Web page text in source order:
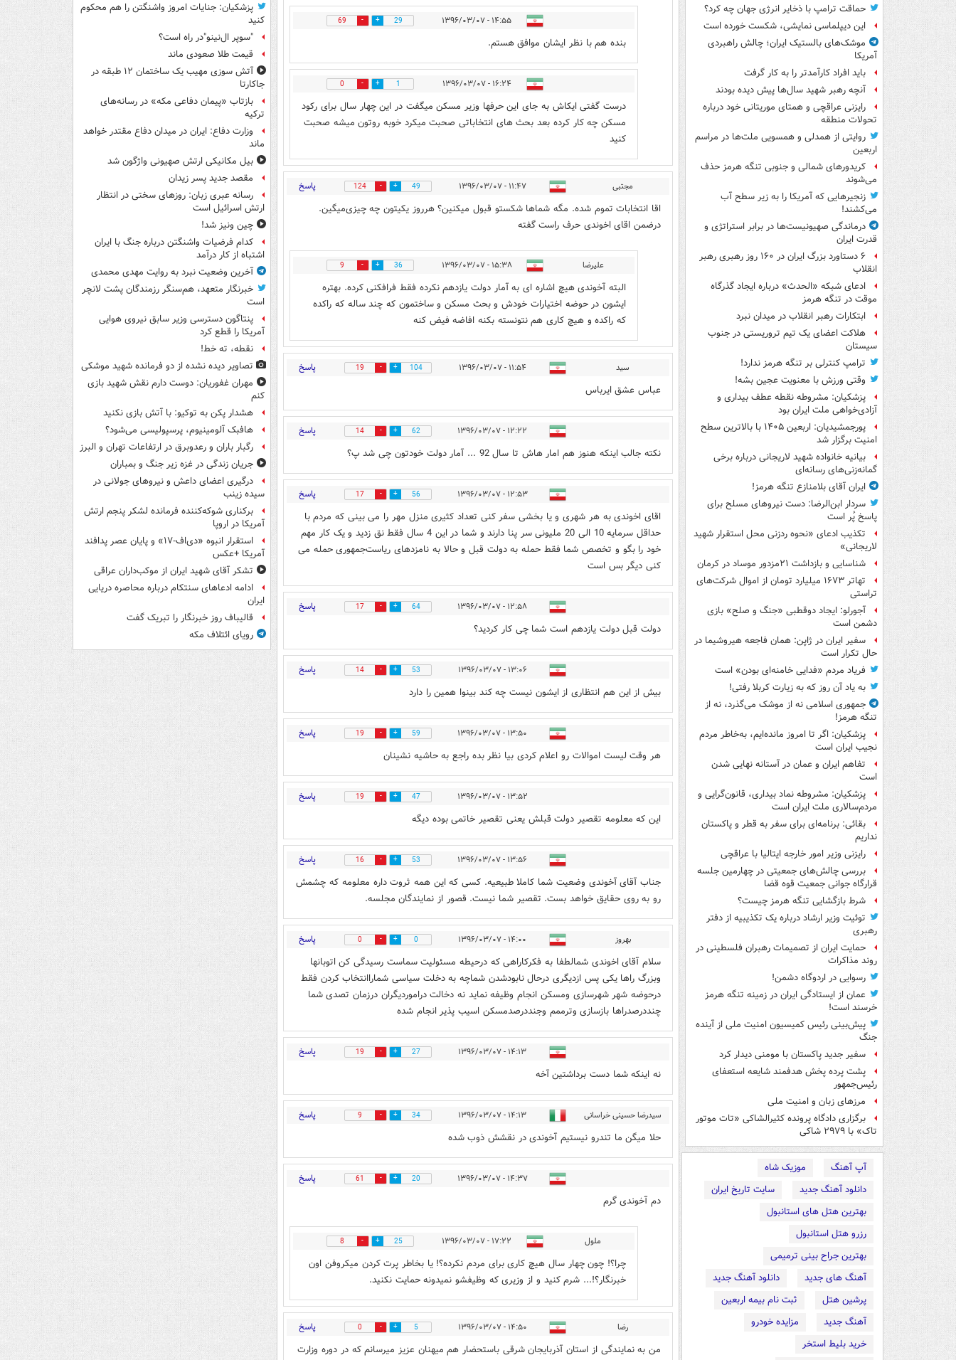
حماقت ترامپ با ذخایر انرژی جهان چه کرد؟
این دیپلماسی نمایشی، شکست خورده است
موشک‌های بالستیک ایران؛ چالش راهبردی
آمریکا
باید افراد کارآمدتر را به کار گرفت
آنچه رهبر شهید سال‌ها پیش دیده بودند
رایزنی عراقچی و همتای موریتانی خود درباره
تحولات منطقه
روایتی از همدلی و همسویی ملت‌ها در مراسم
اربعین
کریدورهای شمالی و جنوبی تنگه هرمز حذف
می‌شوند
زنجیرهایی که آمریکا را به زیر سطح آب
می‌کشند!
درماندگی صهیونیست‌ها در برابر استراتژی و
قدرت ایران
۶ دستاورد بزرگ ایران در ۱۶۰ روز رهبری رهبر
انقلاب
ادعای شبکه «الحدث» درباره ایجاد گذرگاه
موقت در تنگه هرمز
ابتکارات رهبر انقلاب در میدان نبرد
هلاکت اعضای یک تیم تروریستی در جنوب
سیستان
ترامپ کنترلی بر تنگه هرمز ندارد!
وقتی ورزش با معنویت عجین بشه!
پزشکیان: مشروطه نقطه عطف بیداری و
آزادی‌خواهی ملت ایران بود
پورجمشیدیان: اربعین ۱۴۰۵ با بالاترین سطح
امنیت برگزار شد
بیانیه خانواده شهید لاریجانی درباره برخی
گمانه‌زنی‌های رسانه‌ای
ایران آقای بلامنازع تنگه هرمز!
سردار ابن‌الرضا: دست نیروهای مسلح برای
پاسخ پُر است
تکذیب ادعای «نحوه ردزنی محل استقرار شهید
لاریجانی»
شناسایی و بازداشت ۲۱مزدور موساد در کرمان
تهاتر ۱۶۷۳ میلیارد تومان از اموال شرکت‌های
تراستی
آجورلو: ایجاد دوقطبی «جنگ و صلح‌» بازی
دشمن است
سفیر ایران در ژاپن: همان فاجعه هیروشیما در
حال تکرار است
فریاد مردم «فدایی خامنه‌ای بودن» است
به یاد آن روز که به زیارت کربلا رفتی!
جمهوری اسلامی نه از موشک می‌گذرد، نه از
تنگه هرمز!
پزشکیان: اگر تا امروز مانده‌ایم، به‌خاطر مردم
نجیب ایران است
تفاهم ایران و عمان در آستانه نهایی شدن
است
پزشکیان: مشروطه نماد بیداری، قانون‌گرایی و
مردم‌سالاری ملت ایران است
بقائی: برنامه‌ای برای سفر به قطر و پاکستان
نداریم
رایزنی وزیر امور خارجه ایتالیا با عراقچی
بررسی چالش‌های جمعیتی در چهارمین جلسه
قرارگاه جوانی جمعیت قوه قضا
شرط بازگشایی تنگه هرمز چیست؟
توئیت وزیر ارشاد درباره یک تکذیبیه از دفتر
رهبری
حمایت ایران از تصمیمات رهبران فلسطینی در
روند مذاکرات
رسوایی در اردوگاه دشمن!
عمان از ایستادگی ایران در زمینه تنگه هرمز
خرسند است!
پیش‌بینی رئیس کمیسیون امنیت ملی از آینده
جنگ
سفیر جدید پاکستان با مومنی دیدار کرد
پشت پرده پخش هدفمند شایعه استعفای
رئیس‌جمهور
مرزهای زبان و امنیت ملی
برگزاری دادگاه پرونده کثیرالشاکی «تات موتور
تاک» با ۲۹۷۹ شاکی
آپ آهنگ
موزیک شاه
دانلود آهنگ جدید
سایت تاریخ ایران
بهترین هتل های استانبول
رزرو هتل استانبول
بهترین جراح بینی ترمیمی
آهنگ های جدید
دانلود آهنگ جدید
پرشین هتل
ثبت نام بیمه اربعین
آهنگ جدید
مزایده خودرو
خرید بلیط استخر
۱۴:۵۵ - ۱۳۹۶/۰۳/۰۷ 29
69
بنده هم با نظر ایشان موافق هستم.
۱۶:۲۴ - ۱۳۹۶/۰۳/۰۷ 1
0
درست گفتی ایکاش به جای این حرفها وزیر مسکن میگفت در این چهار سال برای رکود
مسکن چه کار کرده بعد بحث های انتخاباتی صحبت میکرد خوبه روتون میشه صحبت
کنید
مجتبی ۱۱:۴۷ - ۱۳۹۶/۰۳/۰۷ 49
124 پاسخ
اقا انتخابات تموم شده. مگه شماها شکستو قبول میکنین؟ هرروز یکیتون چه چیزی‌میگین.
درضمن اقای اخوندی حرف راست گفته
علیرضا ۱۵:۳۸ - ۱۳۹۶/۰۳/۰۷ 36
9
البته آخوندی هیچ اشاره ای به آمار دولت یازدهم نکرده فقط فرافکنی کرده. بهتره
ایشون در حوضه اختیارات خودش و بحث مسکن و ساختمون که چند ساله که راکده
که راکده و هیچ کاری هم نتونسته بکنه افاضه فیض کنه
سید ۱۱:۵۴ - ۱۳۹۶/۰۳/۰۷ 104
19 پاسخ
عباس عشق ایرباس
۱۲:۲۲ - ۱۳۹۶/۰۳/۰۷ 62
14 پاسخ
نکته جالب اینکه هنوز هم امار هاش تا سال 92 ... آمار دولت خودتون چی شد پ؟
۱۲:۵۳ - ۱۳۹۶/۰۳/۰۷ 56
17 پاسخ
اقای اخوندی به هر شهری و یا بخشی سفر کنی تعداد کثیری منزل مهر را می بینی که مردم با
حداقل سرمایه 10 الی 20 ملیونی سر پنا دارند و شما در این 4 سال فقط نق زدید و یک کار مهم
خود را بگو و تخصص شما فقط حمله به دولت قبل و حالا به نامزدهای ریاست‌جمهوری حمله می
کنی دیگر بس است
۱۲:۵۸ - ۱۳۹۶/۰۳/۰۷ 64
17 پاسخ
دولت قبل دولت یازدهم است شما چی کار کردید؟
۱۳:۰۶ - ۱۳۹۶/۰۳/۰۷ 53
14 پاسخ
بیش از این هم انتظاری از ایشون نیست چه کند بینوا همین را دارد
۱۳:۵۰ - ۱۳۹۶/۰۳/۰۷ 59
19 پاسخ
هر وقت لیست اموالات رو اعلام کردی بیا نظر بده راجع به حاشیه نشینان
۱۳:۵۲ - ۱۳۹۶/۰۳/۰۷ 47
19 پاسخ
این که معلومه تقصیر دولت قبلش یعنی تقصیر خاتمی بوده دیگه
۱۳:۵۶ - ۱۳۹۶/۰۳/۰۷ 53
16 پاسخ
جناب آقای آخوندی وضعیت شما کاملا طبیعیه. کسی که این همه ثروت داره معلومه که چشمش
رو به روی حقایق خواهد بست. تقصیر شما نیست. قصور از نمایندگان مجلسه.
بهروز ۱۴:۰۰ - ۱۳۹۶/۰۳/۰۷ 0
0 پاسخ
سلام آقای اخوندی شمالطفا به فکرکاراهی که درحیطه مسئولیت سماست رسیدگی کن اتوبانها
وبزرگ راها یکی پس ازدیگری درحال نابودشدن شماچه به دخلت سیاسی شماراانتخاب کردن فقط
درحوضه شهر شهرسازی ومسکن انجام وظیفه نماید نه دخالت دراموردیگران درزمان تصدی شما
چنددرصدراها بازسازی وترممم وجنددرصدمسکن اسیب پذیر انجام شده
۱۴:۱۳ - ۱۳۹۶/۰۳/۰۷ 27
19 پاسخ
نه اینکه شما دست برداشتین آخه
سیدرضا حسینی خراسانی ۱۴:۱۳ - ۱۳۹۶/۰۳/۰۷ 34
9 پاسخ
حلا میگن ما تندرو نیستیم آخوندی در نقشش ذوب شده
۱۴:۳۷ - ۱۳۹۶/۰۳/۰۷ 20
61 پاسخ
دم آخوندی گرم
ملول ۱۷:۲۲ - ۱۳۹۶/۰۳/۰۷ 25
8
چرا؟! چون چهار سال هیچ کاری برای مردم نکرده؟! یا بخاطر پرت کردن میکروفن اون
خبرنگار؟!... شرم کنید و از وزیری که وظیفشو نمیدونه حمایت نکنید.
رضا ۱۴:۵۰ - ۱۳۹۶/۰۳/۰۷ 5
0 پاسخ
من به نمایندگی از استان آذربایجان شرقی باستحضار هم میهنان عزیز میرسانم که در دوره وزارت
پزشکیان: جنایات امروز واشنگتن را هم محکوم
کنید
"سوپر ال‌نینو"در راه است؟
قیمت طلا صعودی ماند
آتش سوزی مهیب یک ساختمان ۱۲ طبقه در
جاکارتا
بازتاب «پیمان دفاعی مکه» در رسانه‌های
ترکیه
وزارت دفاع: ایران در میدان دفاع مقتدر خواهد
ماند
بیل مکانیکی ارتش صهیونی واژگون شد
مقصد جدید پسر زیدان
رسانه عبری زبان: روزهای سختی در انتظار
ارتش اسرائیل است
چین ونیز شد!
کدام فرضیات واشنگتن درباره جنگ با ایران
اشتباه از کار درآمد
آخرین وضعیت نبرد به روایت مهدی محمدی
خبرنگار متعهد، هم‌سنگر رزمندگان پشت لانچر
است
پنتاگون دسترسی وزیر سابق نیروی هوایی
آمریکا را قطع کرد
نقطه، ته خط!
تصاویر دیده‌ نشده از دو فرمانده شهید موشکی
مهران غفوریان: دوست دارم نقش شهید بازی
کنم
هشدار پکن به توکیو: با آتش بازی نکنید
هافبک آلومینیوم، پرسپولیسی می‌شود؟
رگبار باران و رعدوبرق در ارتفاعات تهران و البرز
جریان زندگی در غزه زیر جنگ و بمباران
درگیری اعضای داعش و نیروهای جولانی در
سیده زینب
برکناری شوکه‌کننده فرمانده لشکر پنجم ارتش
آمریکا در اروپا
استقرار انبوه «دی‌اف‑۱۷» و پایان عصر پدافند
آمریکا +عکس
تشکر آقای شهید ایران از موکب‌داران عراقی
ادامه ادعاهای سنتکام درباره محاصره دریایی
ایران
قالیباف روز خبرنگار را تبریک گفت
رویای ائتلاف مکه